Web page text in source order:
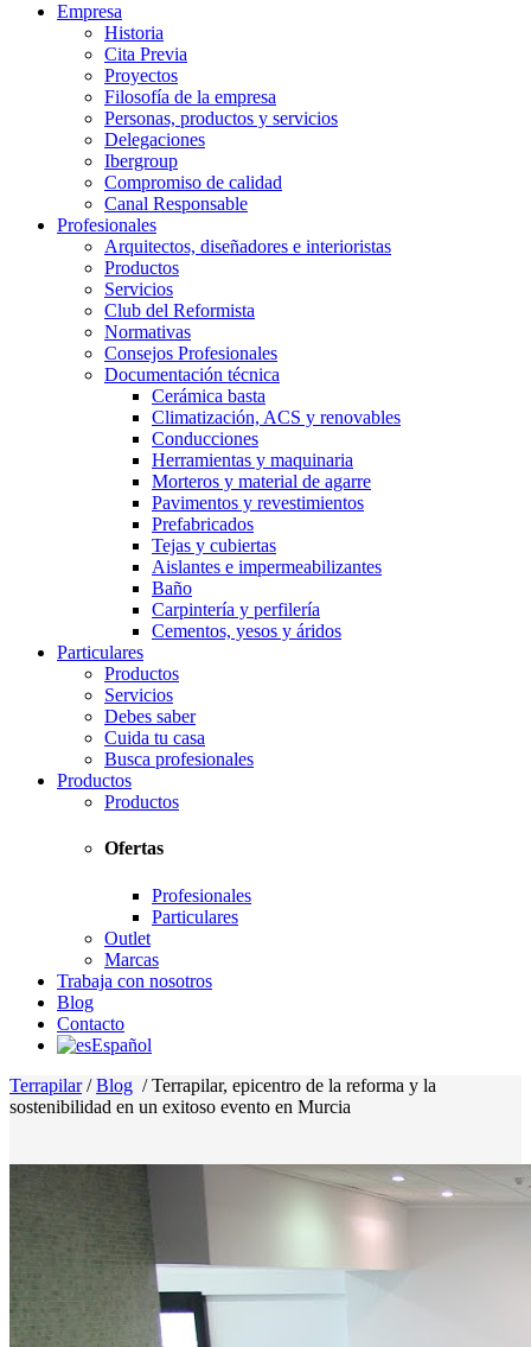
Empresa
Historia
Cita Previa
Proyectos
Filosofía de la empresa
Personas, productos y servicios
Delegaciones
Ibergroup
Compromiso de calidad
Canal Responsable
Profesionales
Arquitectos, diseñadores e interioristas
Productos
Servicios
Club del Reformista
Normativas
Consejos Profesionales
Documentación técnica
Cerámica basta
Climatización, ACS y renovables
Conducciones
Herramientas y maquinaria
Morteros y material de agarre
Pavimentos y revestimientos
Prefabricados
Tejas y cubiertas
Aislantes e impermeabilizantes
Baño
Carpintería y perfilería
Cementos, yesos y áridos
Particulares
Productos
Servicios
Debes saber
Cuida tu casa
Busca profesionales
Productos
Productos
Ofertas
Profesionales
Particulares
Outlet
Marcas
Trabaja con nosotros
Blog
Contacto
Español
Terrapilar/Blog /Terrapilar, epicentro de la reforma y la
sostenibilidad en un exitoso evento en Murcia